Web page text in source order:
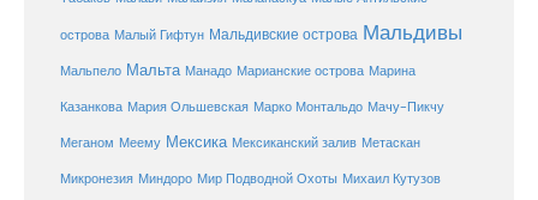
острова Малый Гифтун Мальдивские острова Мальдивы
Мальпело Мальта Манадо Марианские острова Марина
Казанкова Мария Ольшевская Марко Монтальдо Мачу-Пикчу
Меганом Меему Мексика Мексиканский залив Метаскан
Микронезия Миндоро Мир Подводной Охоты Михаил Кутузов